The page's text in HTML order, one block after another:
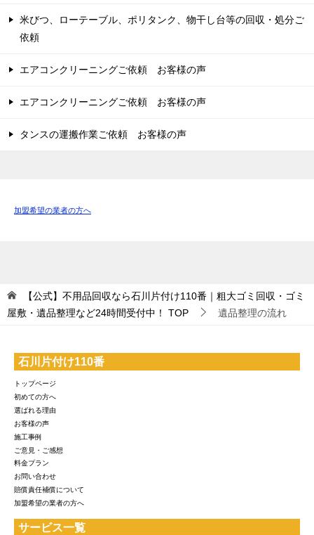
米びつ、ローテーブル、ポリタンク、物干し台等の回収・処分ご
依頼
エアコンクリーニングご依頼 お客様の声
エアコンクリーニングご依頼 お客様の声
タンスの運搬作業ご依頼 お客様の声
加盟希望の業者の方へ
【公式】不用品回収なら石川片付け110番｜粗大ゴミ回収・ゴミ
屋敷・遺品整理など24時間受付中！
TOP 遺品整理の流れ
石川片付け110番
トップページ
初めての方へ
選ばれる理由
お客様の声
施工事例
ご意見・ご感想
料金プラン
お問い合わせ
賠償責任補償について
加盟希望の業者の方へ
サービス一覧